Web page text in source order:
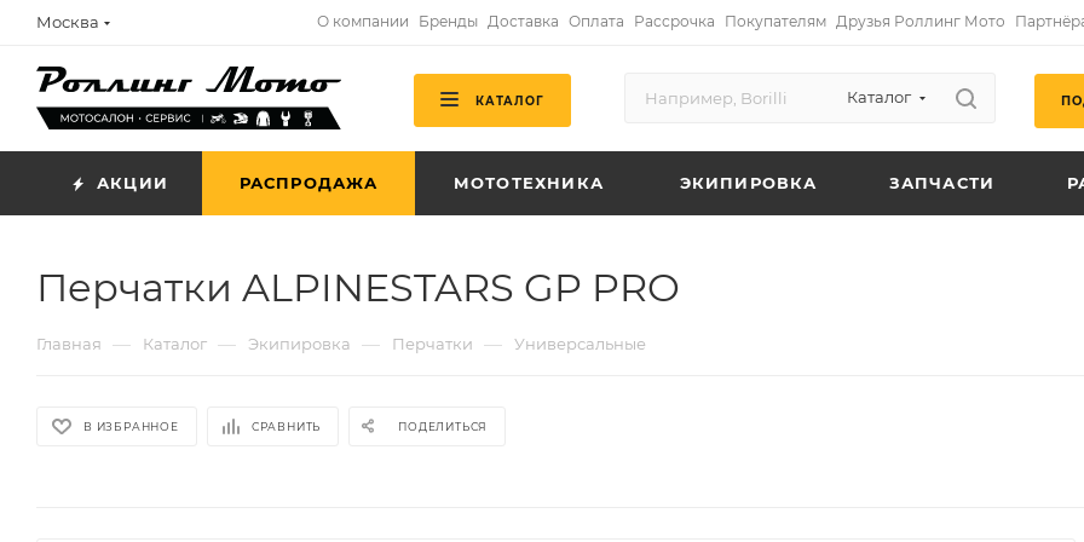
Москва О компании Бренды Доставка Оплата Рассрочка Покупателям Друзья Роллинг Мото
КАТАЛОГ Каталог
АКЦИИ РАСПРОДАЖА МОТОТЕХНИКА ЭКИПИРОВКА ЗАПЧАСТИ
Перчатки ALPINESTARS GP PRO
Главная — Каталог — Экипировка — Перчатки — Универсальные
В ИЗБРАННОЕ СРАВНИТЬ ПОДЕЛИТЬСЯ